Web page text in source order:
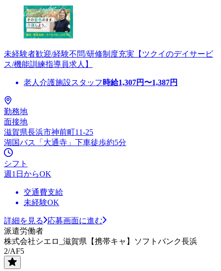
未経験者歓迎/経験不問/研修制度充実【ツクイのデイサービ
ス/機能訓練指導員求人】
老人介護施設スタッフ 時給1,307円〜1,387円
勤務地
面接地
滋賀県長浜市神前町11-25
湖国バス「大通寺」下車徒歩約5分
シフト
週1日からOK
交通費支給
未経験OK
詳細を見る
応募画面に進む
派遣労働者
株式会社シエロ_滋賀県【携帯キャ】ソフトバンク長浜
2/AF5